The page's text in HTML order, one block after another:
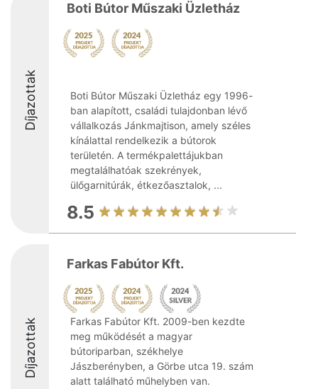
Díjazottak
Boti Bútor Műszaki Üzletház
Boti Bútor Műszaki Üzletház egy 1996-
ban alapított, családi tulajdonban lévő
vállalkozás Jánkmajtison, amely széles
kínálattal rendelkezik a bútorok
területén. A termékpalettájukban
megtalálhatóak szekrények,
ülőgarnitúrák, étkezőasztalok, ...
8.5
Díjazottak
Farkas Fabútor Kft.
Farkas Fabútor Kft. 2009-ben kezdte
meg működését a magyar
bútoriparban, székhelye
Jászberényben, a Görbe utca 19. szám
alatt található műhelyben van.